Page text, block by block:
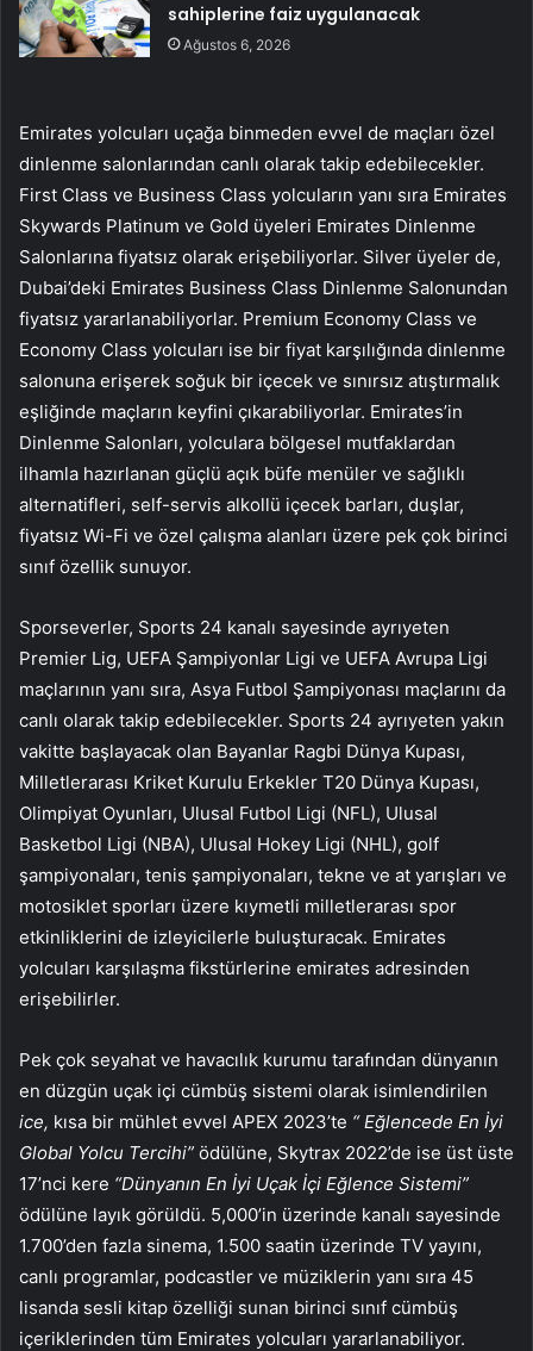
sahiplerine faiz uygulanacak
Ağustos 6, 2026
Emirates yolcuları uçağa binmeden evvel de maçları özel
dinlenme salonlarından canlı olarak takip edebilecekler.
First Class ve Business Class yolcuların yanı sıra Emirates
Skywards Platinum ve Gold üyeleri Emirates Dinlenme
Salonlarına fiyatsız olarak erişebiliyorlar. Silver üyeler de,
Dubai’deki Emirates Business Class Dinlenme Salonundan
fiyatsız yararlanabiliyorlar. Premium Economy Class ve
Economy Class yolcuları ise bir fiyat karşılığında dinlenme
salonuna erişerek soğuk bir içecek ve sınırsız atıştırmalık
eşliğinde maçların keyfini çıkarabiliyorlar. Emirates’in
Dinlenme Salonları, yolculara bölgesel mutfaklardan
ilhamla hazırlanan güçlü açık büfe menüler ve sağlıklı
alternatifleri, self-servis alkollü içecek barları, duşlar,
fiyatsız Wi-Fi ve özel çalışma alanları üzere pek çok birinci
sınıf özellik sunuyor.
Sporseverler, Sports 24 kanalı sayesinde ayrıyeten
Premier Lig, UEFA Şampiyonlar Ligi ve UEFA Avrupa Ligi
maçlarının yanı sıra, Asya Futbol Şampiyonası maçlarını da
canlı olarak takip edebilecekler. Sports 24 ayrıyeten yakın
vakitte başlayacak olan Bayanlar Ragbi Dünya Kupası,
Milletlerarası Kriket Kurulu Erkekler T20 Dünya Kupası,
Olimpiyat Oyunları, Ulusal Futbol Ligi (NFL), Ulusal
Basketbol Ligi (NBA), Ulusal Hokey Ligi (NHL), golf
şampiyonaları, tenis şampiyonaları, tekne ve at yarışları ve
motosiklet sporları üzere kıymetli milletlerarası spor
etkinliklerini de izleyicilerle buluşturacak. Emirates
yolcuları karşılaşma fikstürlerine emirates adresinden
erişebilirler.
Pek çok seyahat ve havacılık kurumu tarafından dünyanın
en düzgün uçak içi cümbüş sistemi olarak isimlendirilen
ice, kısa bir mühlet evvel APEX 2023’te “ Eğlencede En İyi
Global Yolcu Tercihi” ödülüne, Skytrax 2022’de ise üst üste
17’nci kere “Dünyanın En İyi Uçak İçi Eğlence Sistemi”
ödülüne layık görüldü. 5,000’in üzerinde kanalı sayesinde
1.700’den fazla sinema, 1.500 saatin üzerinde TV yayını,
canlı programlar, podcastler ve müziklerin yanı sıra 45
lisanda sesli kitap özelliği sunan birinci sınıf cümbüş
içeriklerinden tüm Emirates yolcuları yararlanabiliyor.